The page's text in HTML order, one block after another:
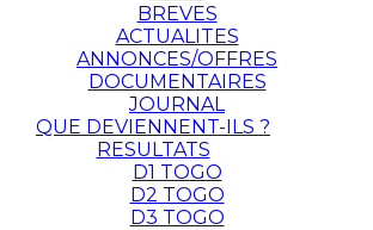
BREVES
ACTUALITES
ANNONCES/OFFRES
DOCUMENTAIRES
JOURNAL
QUE DEVIENNENT-ILS ?
RESULTATS
D1 TOGO
D2 TOGO
D3 TOGO